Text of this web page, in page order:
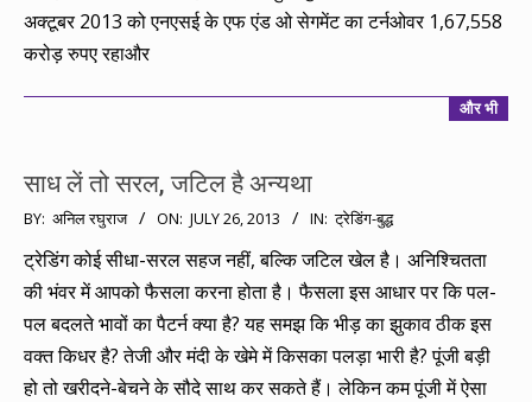
अक्टूबर 2013 को एनएसई के एफ एंड ओ सेगमेंट का टर्नओवर 1,67,558
करोड़ रुपए रहाऔर
और भी
साध लें तो सरल, जटिल है अन्यथा
2013-
07-
26
BY: अनिल रघुराज ON: JULY 26, 2013 IN: ट्रेडिंग-बुद्ध
ट्रेडिंग कोई सीधा-सरल सहज नहीं, बल्कि जटिल खेल है। अनिश्चितता
की भंवर में आपको फैसला करना होता है। फैसला इस आधार पर कि पल-
पल बदलते भावों का पैटर्न क्या है? यह समझ कि भीड़ का झुकाव ठीक इस
वक्त किधर है? तेजी और मंदी के खेमे में किसका पलड़ा भारी है? पूंजी बड़ी
हो तो खरीदने-बेचने के सौदे साथ कर सकते हैं। लेकिन कम पूंजी में ऐसा